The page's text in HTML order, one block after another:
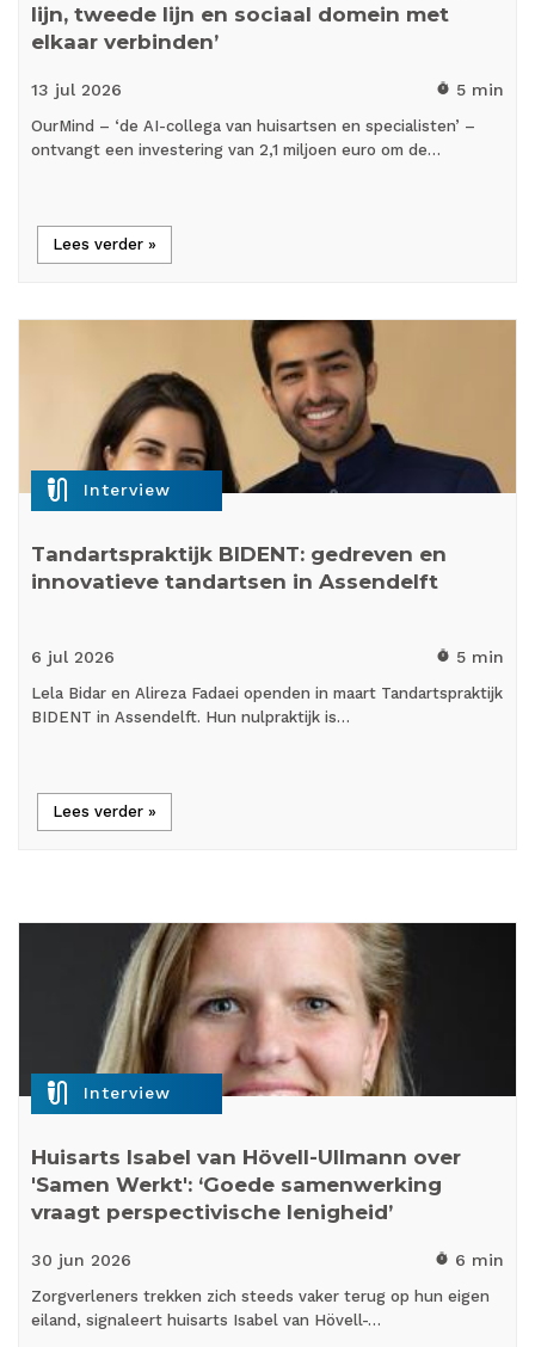
lijn, tweede lijn en sociaal domein met
elkaar verbinden’
13 jul 2026 timer 5 min
OurMind – ‘de AI-collega van huisartsen en specialisten’ –
ontvangt een investering van 2,1 miljoen euro om de…
Lees verder »
mic_external_on Interview
Tandartspraktijk BIDENT: gedreven en
innovatieve tandartsen in Assendelft
6 jul 2026 timer 5 min
Lela Bidar en Alireza Fadaei openden in maart Tandartspraktijk
BIDENT in Assendelft. Hun nulpraktijk is…
Lees verder »
mic_external_on Interview
Huisarts Isabel van Hövell-Ullmann over
'Samen Werkt': ‘Goede samenwerking
vraagt perspectivische lenigheid’
30 jun 2026 timer 6 min
Zorgverleners trekken zich steeds vaker terug op hun eigen
eiland, signaleert huisarts Isabel van Hövell-…